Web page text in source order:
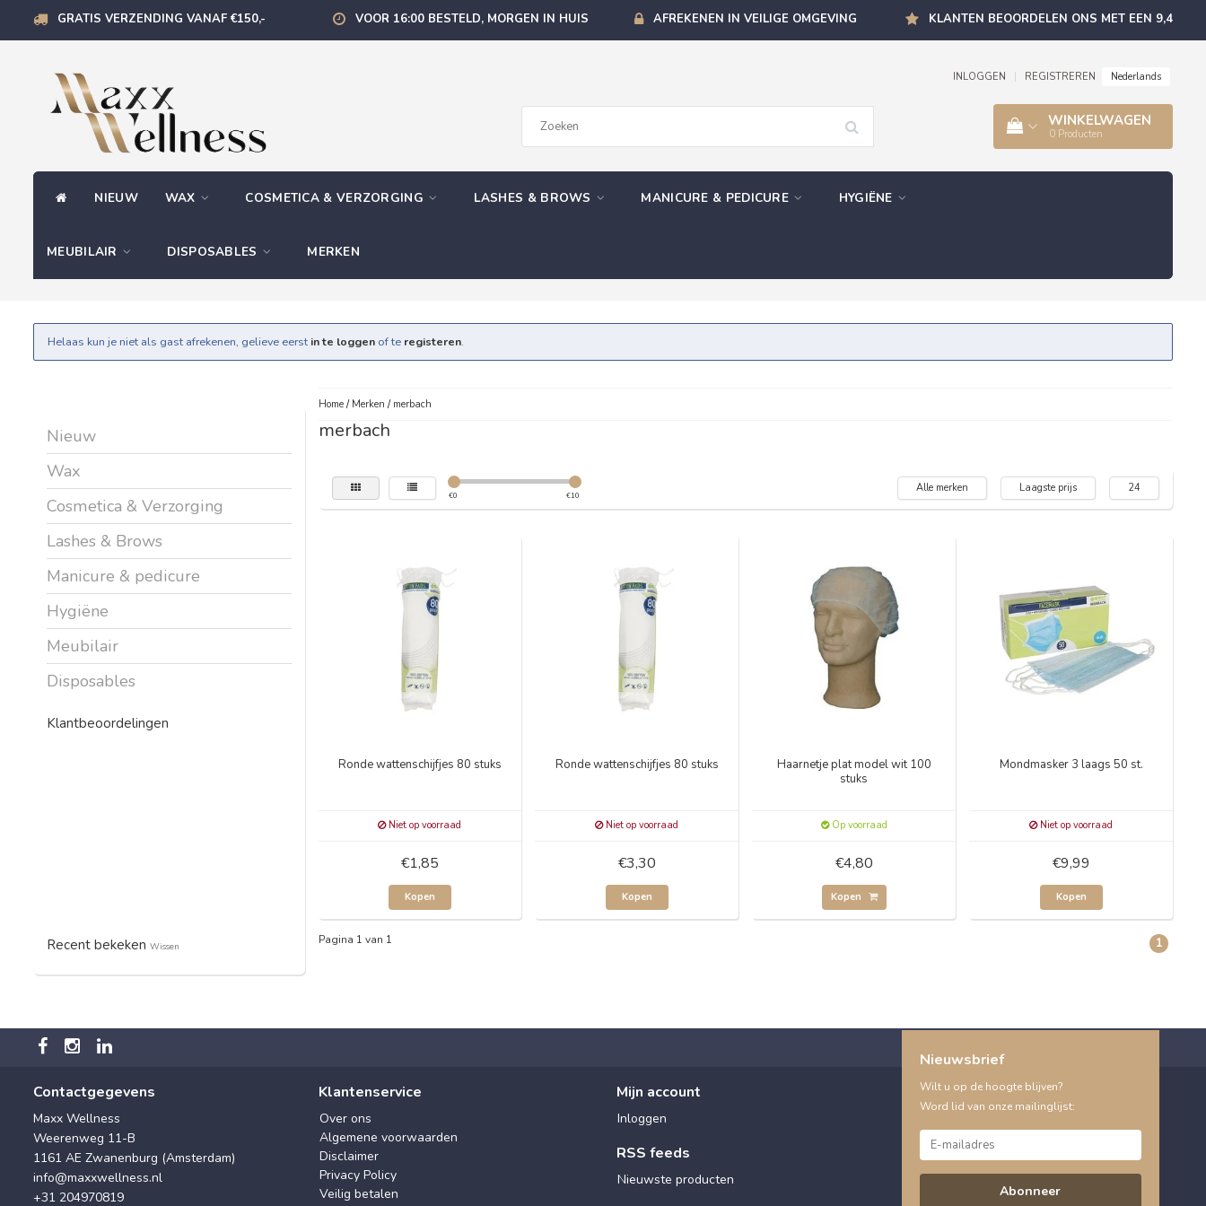
GRATIS VERZENDING VANAF €150,- VOOR 16:00 BESTELD, MORGEN IN HUIS AFREKENEN IN VEILIGE OMGEVING KLANTEN BEOORDELEN ONS MET EEN 9,4
INLOGGEN REGISTREREN Nederlands
WINKELWAGEN
0 Producten
NIEUW WAX COSMETICA & VERZORGING LASHES & BROWS MANICURE & PEDICURE HYGIËNE
MEUBILAIR DISPOSABLES MERKEN
Helaas kun je niet als gast afrekenen, gelieve eerst in te loggen of te registeren.
Nieuw
Wax
Cosmetica & Verzorging
Lashes & Brows
Manicure & pedicure
Hygiëne
Meubilair
Disposables
Klantbeoordelingen
Recent bekeken Wissen
Home/ Merken / merbach
merbach
€0 €10
Alle merken Laagste prijs 24
Ronde wattenschijfjes 80 stuks
Niet op voorraad
€1,85
Kopen
Ronde wattenschijfjes 80 stuks
Niet op voorraad
€3,30
Kopen
Haarnetje plat model wit 100
stuks
Op voorraad
€4,80
Kopen
Mondmasker 3 laags 50 st.
Niet op voorraad
€9,99
Kopen
Pagina 1 van 1 1
Contactgegevens
Maxx Wellness
Weerenweg 11-B
1161 AE Zwanenburg (Amsterdam)
info@maxxwellness.nl
+31 204970819
Klantenservice
Over ons
Algemene voorwaarden
Disclaimer
Privacy Policy
Veilig betalen
Mijn account
Inloggen
RSS feeds
Nieuwste producten
Nieuwsbrief
Wilt u op de hoogte blijven?
Word lid van onze mailinglijst:
Abonneer